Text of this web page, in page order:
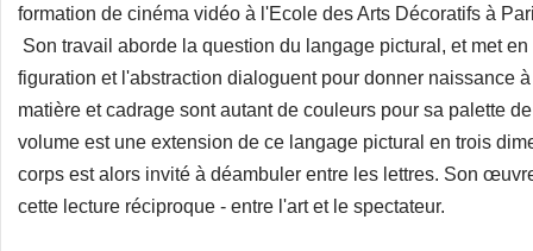
formation de cinéma vidéo à l'Ecole des Arts Décoratifs à
Son travail aborde la question du langage pictural, et met
figuration et l'abstraction dialoguent pour donner naissance
matière et cadrage sont autant de couleurs pour sa palette
volume est une extension de ce langage pictural en trois
corps est alors invité à déambuler entre les lettres. Son
cette lecture réciproque - entre l'art et le spectateur.